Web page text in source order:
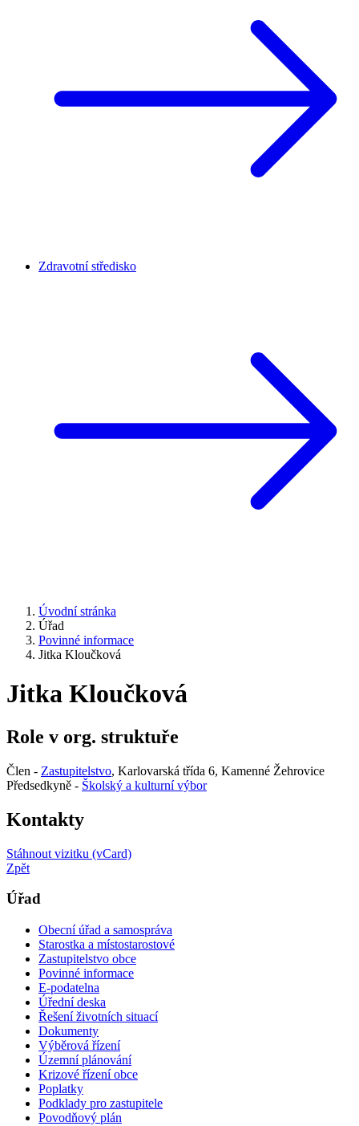
Zdravotní středisko
Úvodní stránka
Úřad
Povinné informace
Jitka Kloučková
Jitka Kloučková
Role v org. struktuře
Člen - Zastupitelstvo, Karlovarská třída 6, Kamenné Žehrovice
Předsedkyně - Školský a kulturní výbor
Kontakty
Stáhnout vizitku (vCard)
Zpět
Úřad
Obecní úřad a samospráva
Starostka a místostarostové
Zastupitelstvo obce
Povinné informace
E-podatelna
Úřední deska
Řešení životních situací
Dokumenty
Výběrová řízení
Územní plánování
Krizové řízení obce
Poplatky
Podklady pro zastupitele
Povodňový plán